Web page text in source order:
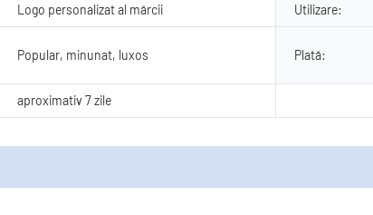
Logo personalizat al mărcii Utilizare:
Popular, minunat, luxos Plată:
aproximativ 7 zile